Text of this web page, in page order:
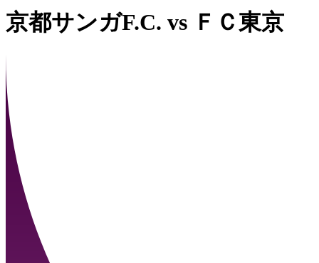
京都サンガF.C. vs ＦＣ東京